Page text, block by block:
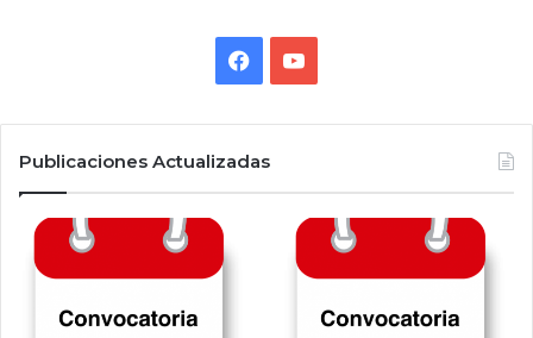
c
Publicaciones Actualizadas